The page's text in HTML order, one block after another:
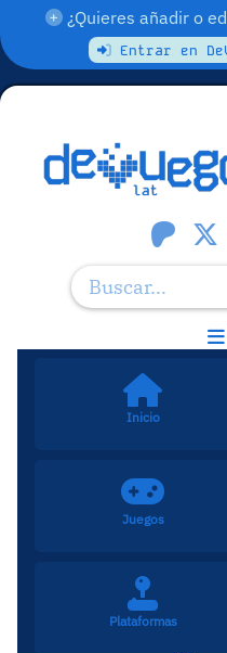
¿Quieres añadir o
Entrar en
Inicio
Juegos
Plataformas